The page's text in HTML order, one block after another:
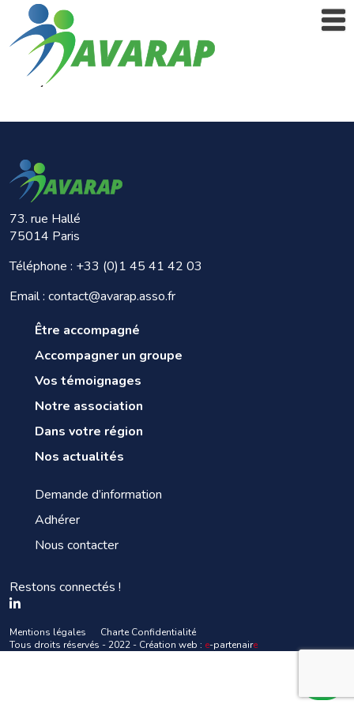
73. rue Hallé
75014 Paris
Téléphone : +33 (0)1 45 41 42 03
Email : contact@avarap.asso.fr
Être accompagné
Accompagner un groupe
Vos témoignages
Notre association
Dans votre région
Nos actualités
Demande d’information
Adhérer
Nous contacter
Restons connectés !
Mentions légales
Charte Confidentialité
Tous droits réservés - 2022 - Création web : e-partenaire